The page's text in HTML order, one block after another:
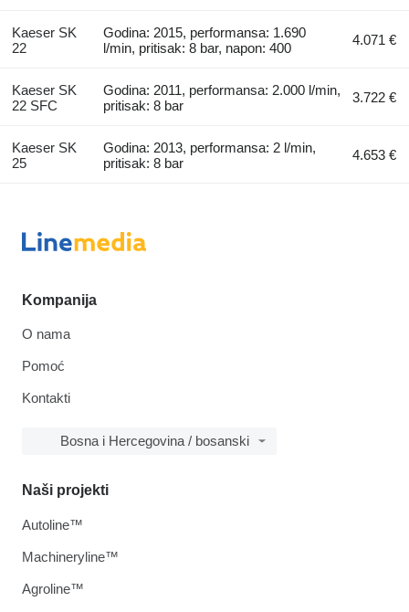
Kaeser SK
22
Godina: 2015, performansa: 1.690
l/min, pritisak: 8 bar, napon: 400
4.071 €
Kaeser SK
22 SFC
Godina: 2011, performansa: 2.000 l/min,
pritisak: 8 bar
3.722 €
Kaeser SK
25
Godina: 2013, performansa: 2 l/min,
pritisak: 8 bar
4.653 €
Kompanija
O nama
Pomoć
Kontakti
Bosna i Hercegovina / bosanski
Naši projekti
Autoline™
Machineryline™
Agroline™